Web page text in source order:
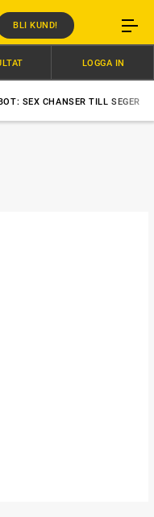
BLI KUND!
CHANSER TILL SEGER
LOGGA IN